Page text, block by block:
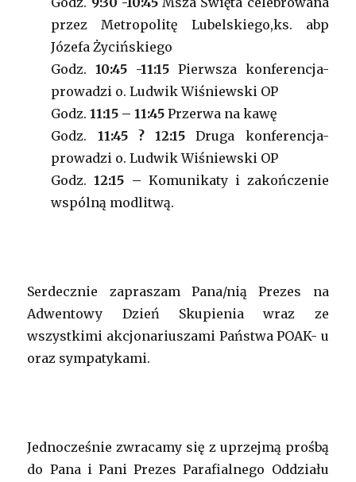
przez Metropolitę Lubelskiego,ks. abp
Józefa Życińskiego
Godz.10:45 -11:15 Pierwsza konferencja-
prowadzi o. Ludwik Wiśniewski OP
Godz.11:15 – 11:45 Przerwa na kawę
Godz. 11:45 ? 12:15 Druga konferencja-
prowadzi o. Ludwik Wiśniewski OP
Godz.12:15 – Komunikaty i zakończenie
wspólną modlitwą.
Serdecznie zapraszam Pana/nią Prezes na
Adwentowy Dzień Skupienia wraz ze
wszystkimi akcjonariuszami Państwa POAK- u
oraz sympatykami.
Jednocześnie zwracamy się z uprzejmą prośbą
do Pana i Pani Prezes Parafialnego Oddziału